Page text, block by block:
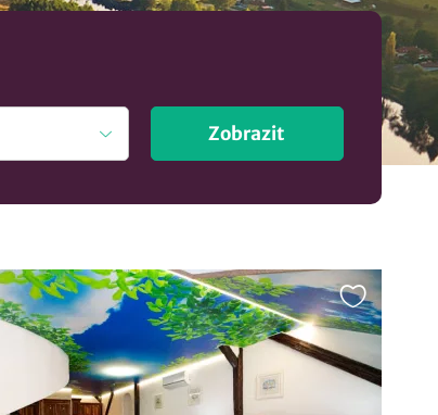
Zobrazit